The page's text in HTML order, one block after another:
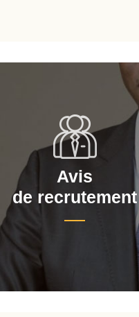
Avis
de recrutement